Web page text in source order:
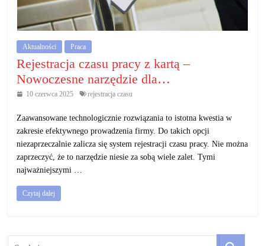
gospodarczą.
Porady
biznesowe
Aktualności Praca
Rejestracja czasu pracy z kartą –
Nowoczesne narzędzie dla…
10 czerwca 2025 rejestracja czasu
Zaawansowane technologicznie rozwiązania to istotna kwestia w
zakresie efektywnego prowadzenia firmy. Do takich opcji
niezaprzeczalnie zalicza się system rejestracji czasu pracy. Nie można
zaprzeczyć, że to narzędzie niesie za sobą wiele zalet. Tymi
najważniejszymi …
Czytaj dalej